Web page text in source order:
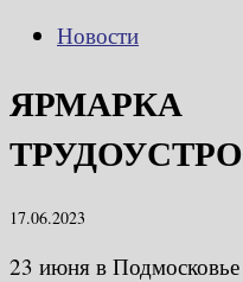
Новости
ЯРМАРКА
17.06.2023
23 июня в Подмосковье